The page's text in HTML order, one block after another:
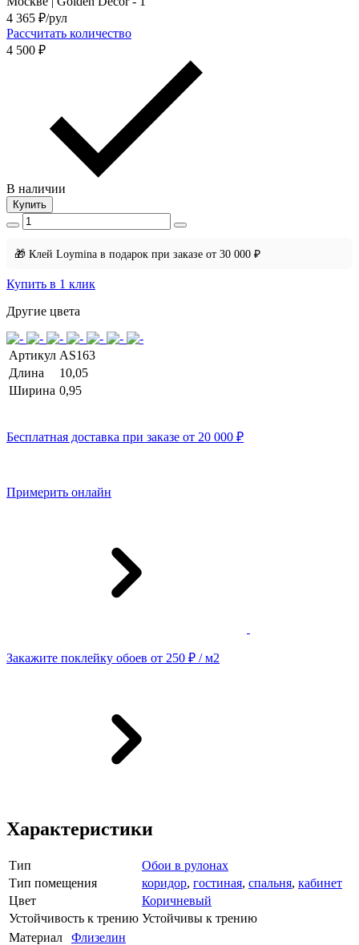
4 365 ₽/рул
Рассчитать количество
4 500 ₽
В наличии
Купить
🎁 Клей Loymina в подарок при заказе от 30 000 ₽
Купить в 1 клик
Другие цвета
Артикул AS163
Длина
10,05
Ширина 0,95
Бесплатная доставка при заказе от 20 000 ₽
Примерить онлайн
Закажите поклейку обоев от 250 ₽ / м2
Характеристики
Тип
Обои в рулонах
Тип помещения
коридор, гостиная, спальня, кабинет
Цвет
Коричневый
Устойчивость к трению Устойчивы к трению
Материал
Флизелин